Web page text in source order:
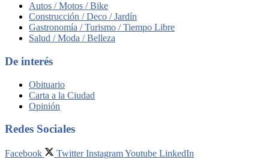
Autos / Motos / Bike
Construcción / Deco / Jardín
Gastronomía / Turismo / Tiempo Libre
Salud / Moda / Belleza
De interés
Obituario
Carta a la Ciudad
Opinión
Redes Sociales
Facebook Twitter InstagramYoutube LinkedIn